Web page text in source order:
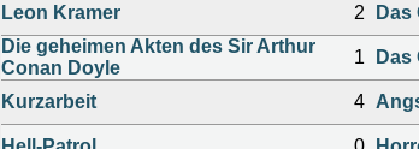
Leon Kramer 2 Das
Die geheimen Akten des Sir Arthur
Conan Doyle
1 Das
Kurzarbeit 4